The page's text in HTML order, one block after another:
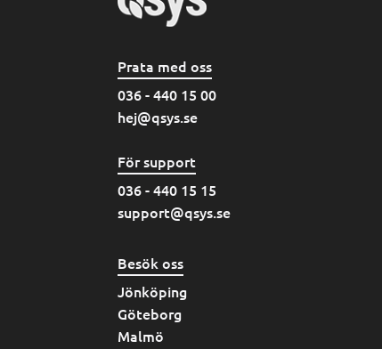
Prata med oss
036 - 440 15 00
hej@qsys.se
För support
036 - 440 15 15
support@qsys.se
Besök oss
Jönköping
Göteborg
Malmö